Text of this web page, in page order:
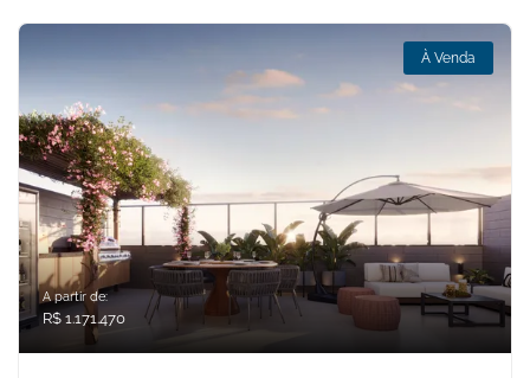
À Venda
A partir de:
R$ 1.171.470